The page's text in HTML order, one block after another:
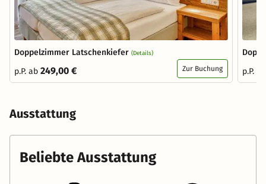
Doppelzimmer Latschenkiefer (Details)
p.P. ab 249,00 € Zur Buchung
p.P.
Ausstattung
Beliebte Ausstattung